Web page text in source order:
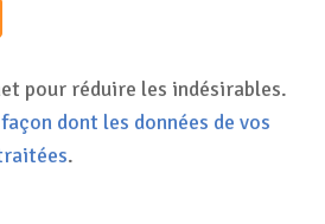
pour réduire les indésirables.
dont les données de vos
.